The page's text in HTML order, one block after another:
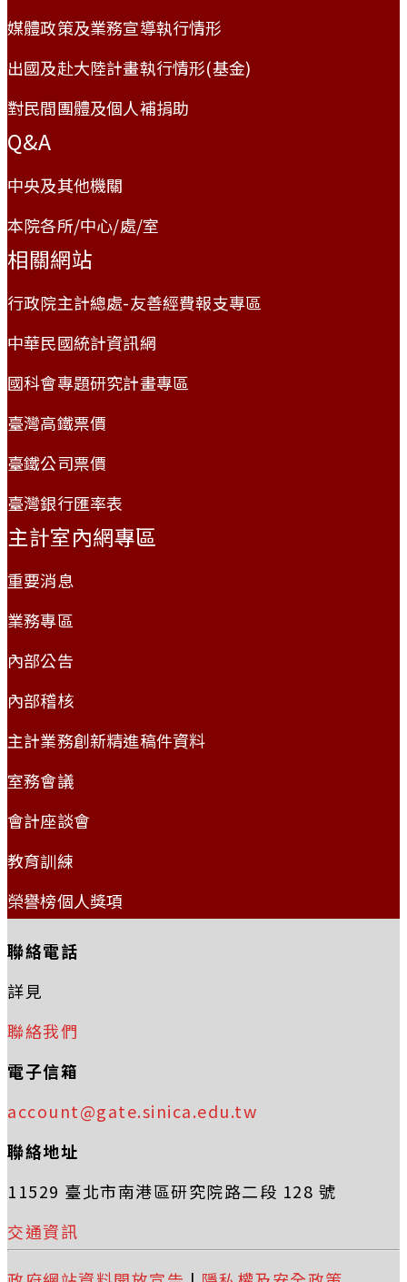
媒體政策及業務宣導執行情形
出國及赴大陸計畫執行情形(基金)
對民間團體及個人補捐助
Q&A
中央及其他機關
本院各所/中心/處/室
相關網站
行政院主計總處-友善經費報支專區
中華民國統計資訊網
國科會專題研究計畫專區
臺灣高鐵票價
臺鐵公司票價
臺灣銀行匯率表
主計室內網專區
重要消息
業務專區
內部公告
內部稽核
主計業務創新精進稿件資料
室務會議
會計座談會
教育訓練
榮譽榜個人獎項
聯絡電話
詳見
聯絡我們
電子信箱
account@gate.sinica.edu.tw
聯絡地址
11529 臺北市南港區研究院路二段 128 號
交通資訊